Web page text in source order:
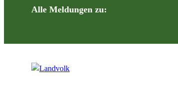
Alle Meldungen zu: